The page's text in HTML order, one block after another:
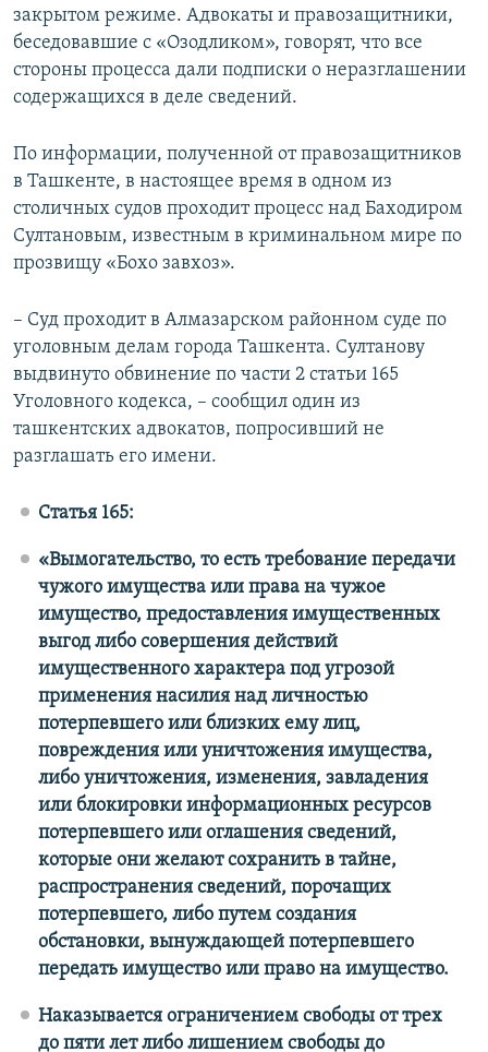
закрытом режиме. Адвокаты и правозащитники,
беседовавшие с «Озодликом», говорят, что все
стороны процесса дали подписки о неразглашении
содержащихся в деле сведений.
По информации, полученной от правозащитников
в Ташкенте, в настоящее время в одном из
столичных судов проходит процесс над Баходиром
Султановым, известным в криминальном мире по
прозвищу «Бохо завхоз».
– Суд проходит в Алмазарском районном суде по
уголовным делам города Ташкента. Султанову
выдвинуто обвинение по части 2 статьи 165
Уголовного кодекса, – сообщил один из
ташкентских адвокатов, попросивший не
разглашать его имени.
Статья 165:
«Вымогательство, то есть требование передачи
чужого имущества или права на чужое
имущество, предоставления имущественных
выгод либо совершения действий
имущественного характера под угрозой
применения насилия над личностью
потерпевшего или близких ему лиц,
повреждения или уничтожения имущества,
либо уничтожения, изменения, завладения
или блокировки информационных ресурсов
потерпевшего или оглашения сведений,
которые они желают сохранить в тайне,
распространения сведений, порочащих
потерпевшего, либо путем создания
обстановки, вынуждающей потерпевшего
передать имущество или право на имущество.
Наказывается ограничением свободы от трех
до пяти лет либо лишением свободы до